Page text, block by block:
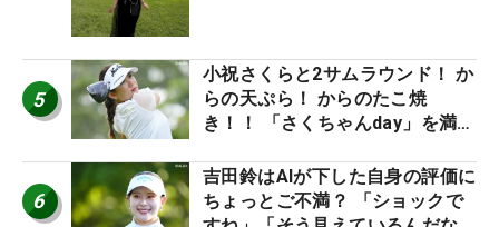
5
小祝さくらと2サムラウンド！ か
らの天ぷら！ からのたこ焼
き！！ 「さくちゃんday」を満喫
6
吉田鈴はAIが下した自身の評価に
ちょっとご不満？ 「ショックで